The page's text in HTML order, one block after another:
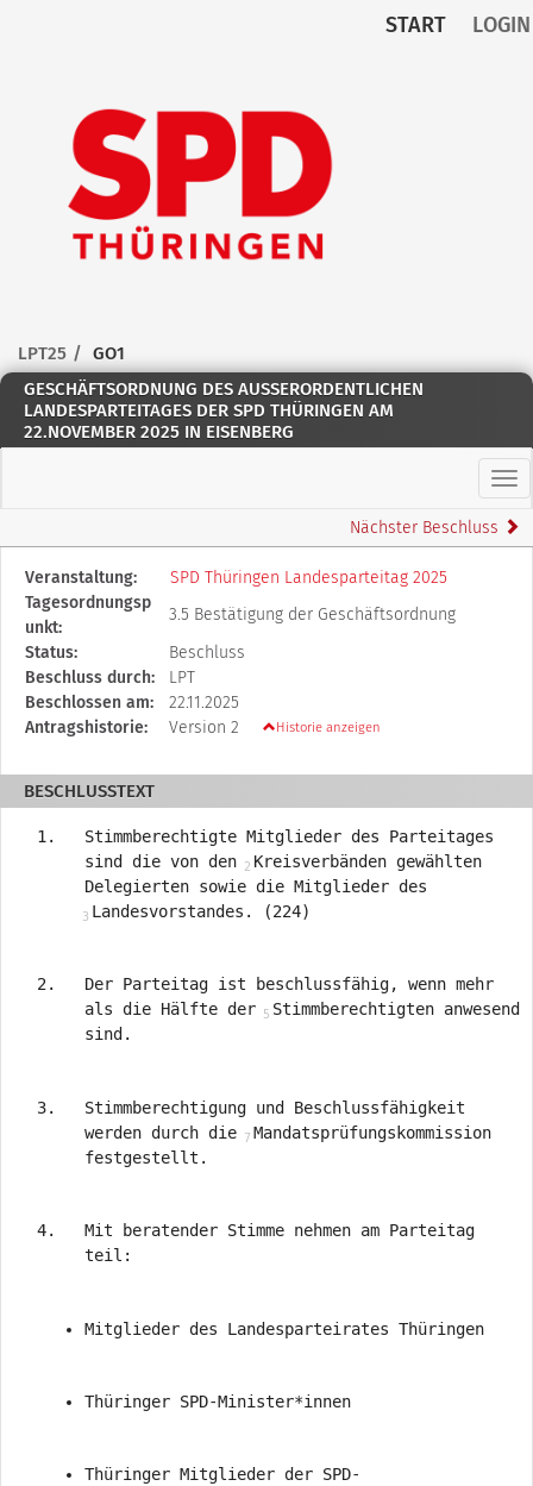
START LOGIN
Startseite
LPT25
GO1
GESCHÄFTSORDNUNG DES AUSSERORDENTLICHEN L
ANDESPARTEITAGES DER SPD THÜRINGEN AM 2
2.NOVEMBER 2025 IN EISENBERG
Nächster Beschluss
Diese
Tabelle
beschreibt
den
Status,
die
Antragstellerin
verschiedene
Rahmendaten
zum
Veranstaltung:
SPD Thüringen Landesparteitag 2025
Tagesordnungsp
unkt:
3.5 Bestätigung der Geschäftsordnung
Status:
Beschluss
Beschluss durch:
LPT
Beschlossen am:
22.11.2025
Antragshistorie:
Version 2 Historie anzeigen
BESCHLUSSTEXT
Stimmberechtigte Mitglieder des Parteitages
sind die von den Kreisverbänden gewählten
Delegierten sowie die Mitglieder des
Landesvorstandes. (224)
Der Parteitag ist beschlussfähig, wenn mehr
als die Hälfte der Stimmberechtigten anwesend
sind.
Stimmberechtigung und Beschlussfähigkeit
werden durch die Mandatsprüfungskommission
festgestellt.
Mit beratender Stimme nehmen am Parteitag
teil:
Mitglieder des Landesparteirates Thüringen
Thüringer SPD-Minister*innen
Thüringer Mitglieder der SPD-